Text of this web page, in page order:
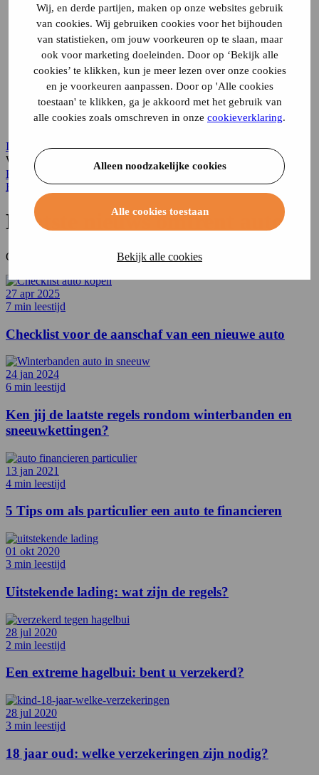
Wij, en derde partijen, maken op onze websites gebruik
van cookies. Wij gebruiken cookies voor het bijhouden
van statistieken, om jouw voorkeuren op te slaan, maar
ook voor marketing doeleinden. Door op ‘Bekijk alle
cookies’ te klikken, kun je meer lezen over onze cookies
en je voorkeuren aanpassen. Door op 'Alle cookies
toestaan' te klikken, ga je akkoord met het gebruik van
alle cookies zoals omschreven in onze cookieverklaring.
Alleen noodzakelijke cookies
Alle cookies toestaan
Bekijk alle cookies
Stacaravan
Vakantiehuis
Vouwwagenverzekering
Alle verzekeringen
Direct regelen
Schade melden
Wijziging doorgeven
Verzekering annuleren
Inloggen
Service & contact
Inloggen
Waar ben je naar op zoek?
Home
Blog
Blog
Laatste nieuws omtrent auto’s
Overzicht van het laatste nieuws omtrent auto’s.
27 apr 2025
7 min leestijd
Checklist voor de aanschaf van een nieuwe auto
24 jan 2024
6 min leestijd
Ken jij de laatste regels rondom winterbanden en
sneeuwkettingen?
13 jan 2021
4 min leestijd
5 Tips om als particulier een auto te financieren
01 okt 2020
3 min leestijd
Uitstekende lading: wat zijn de regels?
28 jul 2020
2 min leestijd
Een extreme hagelbui: bent u verzekerd?
28 jul 2020
3 min leestijd
18 jaar oud: welke verzekeringen zijn nodig?